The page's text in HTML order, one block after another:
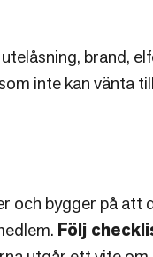
brand,
inte kan vänta
och bygger på att
Följ